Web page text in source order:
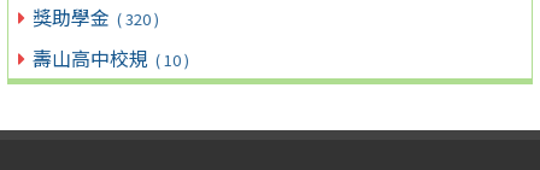
獎助學金 ( 320 )
壽山高中校規 ( 10 )